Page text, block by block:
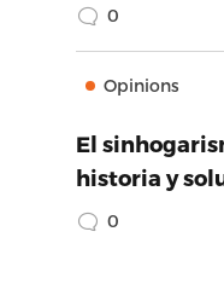
0
Opinions
El
historia y
0